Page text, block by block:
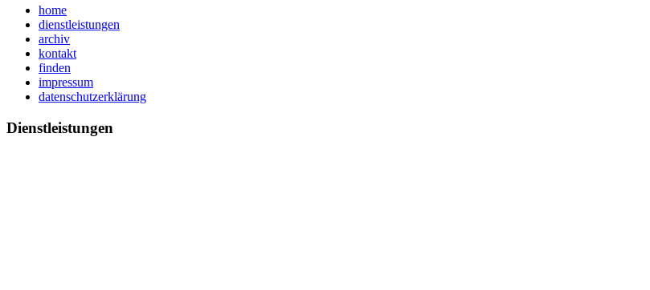
home
dienstleistungen
archiv
kontakt
finden
impressum
datenschutzerklärung
Dienstleistungen